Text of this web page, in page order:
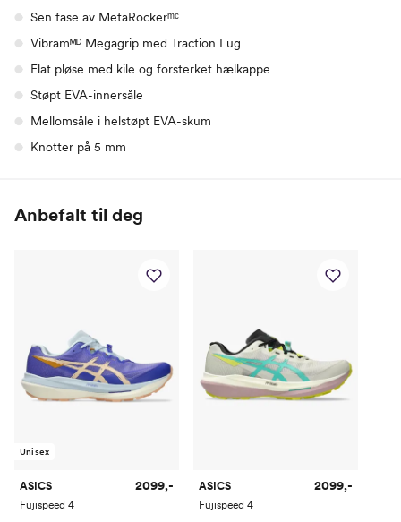
Sen fase av MetaRockerᵐᶜ
Vibramᴹᴰ Megagrip med Traction Lug
Flat pløse med kile og forsterket hælkappe
Støpt EVA-innersåle
Mellomsåle i helstøpt EVA-skum
Knotter på 5 mm
Anbefalt til deg
Unisex
ASICS
Fujispeed 4
2099,-
ASICS
Fujispeed 4
2099,-